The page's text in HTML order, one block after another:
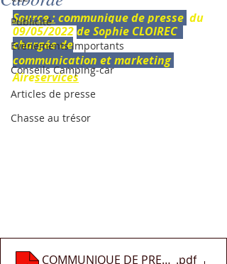
Publicité
Evènements Importants
Conseils Camping-car
Articles de presse
Chasse au trésor
Source : communique de presse du
09/05/2022 de Sophie CLOIREC
chargée de
communication et marketing
Aireservices
COMMUNIQUE DE PRESSE.pdf